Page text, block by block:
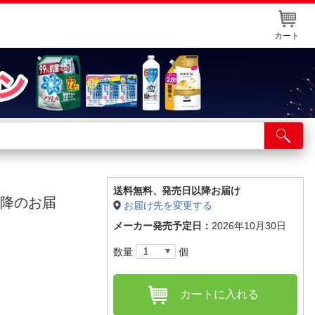
カート
舗サービス
ト取り置き
情報・店舗一覧
のお届
送料無料、発売日以降お届け
お届け先を変更する
メーカー発売予定日： 2026年10月30日
数量 個
カートに入れる